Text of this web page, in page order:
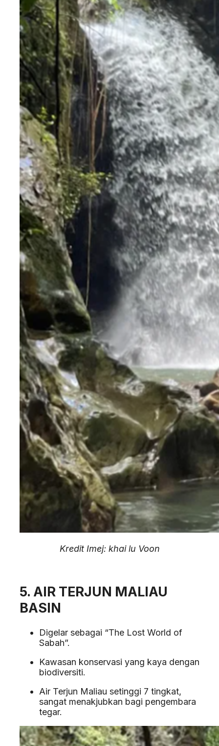
Kredit Imej: khai lu Voon
5. AIR TERJUN MALIAU
BASIN
Digelar sebagai “The Lost World of
Sabah”.
Kawasan konservasi yang kaya dengan
biodiversiti.
Air Terjun Maliau setinggi 7 tingkat,
sangat menakjubkan bagi pengembara
tegar.